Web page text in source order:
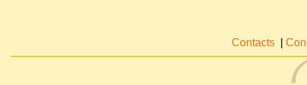
Contacts |